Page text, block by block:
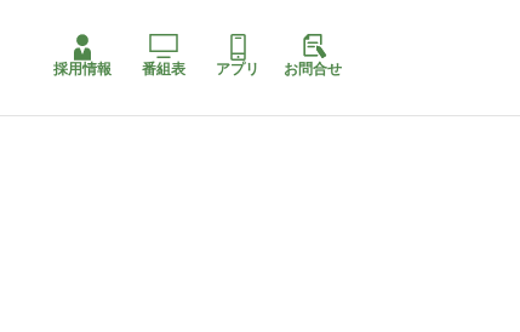
採用情報 番組表 アプリ お問合せ